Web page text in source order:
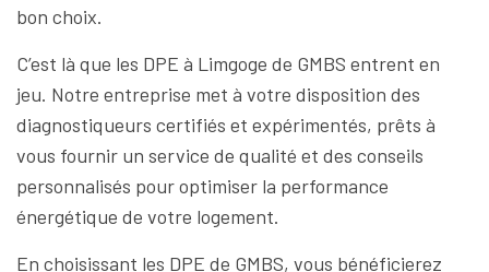
bon choix.
C’est là que les DPE à Limgoge de GMBS entrent en
jeu. Notre entreprise met à votre disposition des
diagnostiqueurs certifiés et expérimentés, prêts à
vous fournir un service de qualité et des conseils
personnalisés pour optimiser la performance
énergétique de votre logement.
En choisissant les DPE de GMBS, vous bénéficierez